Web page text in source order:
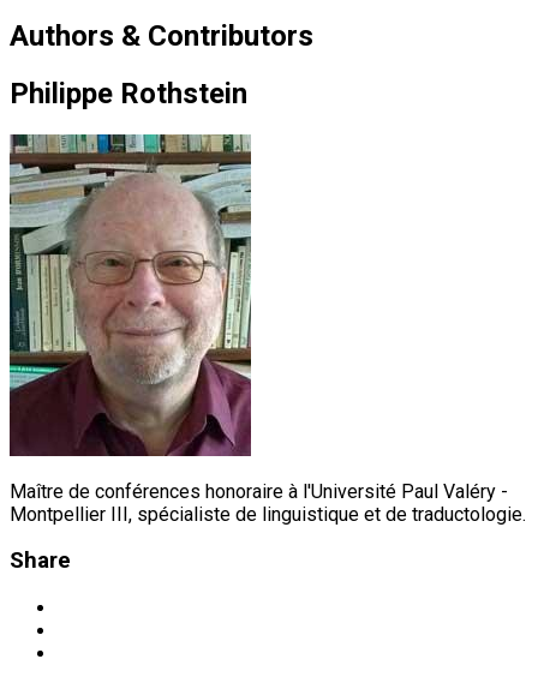
Authors & Contributors
Philippe Rothstein
Maître de conférences honoraire à l'Université Paul Valéry -
Montpellier III, spécialiste de linguistique et de traductologie.
Share